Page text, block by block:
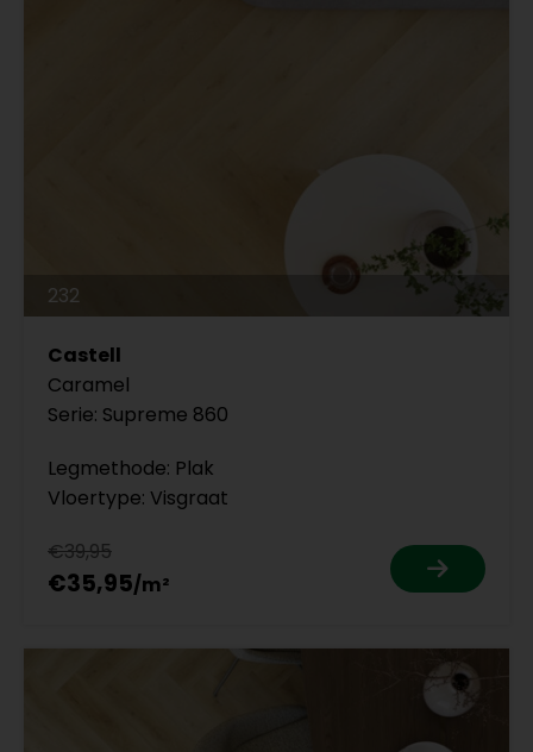
232
Castell
Caramel
Serie: Supreme 860
Legmethode: Plak
Vloertype: Visgraat
€39,95
€35,95